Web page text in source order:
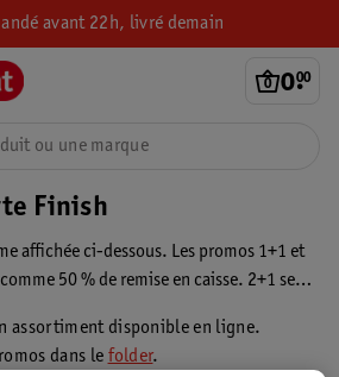
avant 22h, livré demain
0.
00
Finish
affichée ci-dessous. Les promos 1+1 et
50 % de remise en caisse. 2+1 se
varier selon la combinaison. Pour
le nombre total que vous souhaitez
assortiment disponible en ligne.
dans le folder.